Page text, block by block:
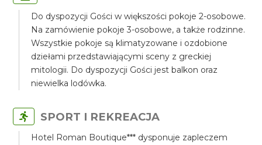
Do dyspozycji Gości w większości pokoje 2-osobowe.
Na zamówienie pokoje 3-osobowe, a także rodzinne.
Wszystkie pokoje są klimatyzowane i ozdobione
dziełami przedstawiającymi sceny z greckiej
mitologii. Do dyspozycji Gości jest balkon oraz
niewielka lodówka.
SPORT I REKREACJA
Hotel Roman Boutique*** dysponuje zapleczem